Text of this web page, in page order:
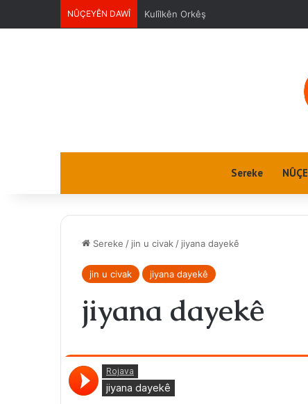
NÛÇEYÊN DAWÎ Ciwanan
Sereke NÛÇE
Sereke / jin u civak / jiyana dayekê
jin u civak jiyana dayekê
jiyana dayekê